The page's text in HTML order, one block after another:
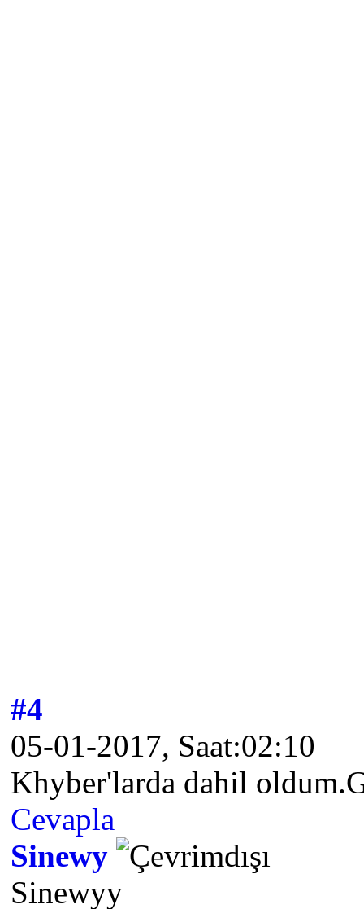
#4
05-01-2017, Saat:02:10
Khyber'larda dahil
Cevapla
Sinewy
Sinewyy